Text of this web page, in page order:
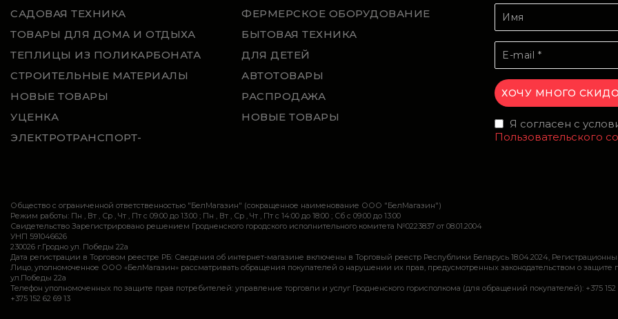
САДОВАЯ ТЕХНИКА
ФЕРМЕРСКОЕ ОБОРУДОВАНИЕ
ТОВАРЫ ДЛЯ ДОМА И ОТДЫХА
БЫТОВАЯ ТЕХНИКА
ТЕПЛИЦЫ ИЗ ПОЛИКАРБОНАТА
ДЛЯ ДЕТЕЙ
СТРОИТЕЛЬНЫЕ МАТЕРИАЛЫ
АВТОТОВАРЫ
НОВЫЕ ТОВАРЫ
РАСПРОДАЖА
УЦЕНКА
НОВЫЕ ТОВАРЫ
ЭЛЕКТРОТРАНСПОРТ-
Я согласен с
Пользовательского
Общество с ограниченной ответственностью "БелМагазин" (сокращенное наименование ООО "БелМагазин")
Режим работы: Пн , Вт , Ср , Чт , Пт c 09:00 до 13:00 ; Пн , Вт , Ср , Чт , Пт c 14:00 до 18:00 ; Сб c 09:00 до 13:00
Свидетельство Зарегистрировано решением Гродненского городского исполнительного комитета №0223837 от 08.01.2004
УНП 591046626
230026 г.Гродно ул. Победы 22а
Дата регистрации в Торговом реестре РБ: Сведения об интернет-магазине включены в Торговый реестр Республики Беларусь 18.04.2024,
Лицо, уполномоченное ООО «БелМагазин» рассматривать обращения покупателей о нарушении их прав, предусмотренных законодательством о защите
ул.Победы 22а
Телефон уполномоченных по защите прав потребителей: управление торговли и услуг Гродненского горисполкома (для обращений покупателей): +375 152 62
+375 152 62 69 13